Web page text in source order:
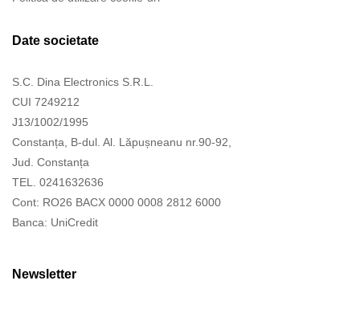
Date societate
S.C. Dina Electronics S.R.L.
CUI 7249212
J13/1002/1995
Constanța, B-dul. Al. Lăpușneanu nr.90-92,
Jud. Constanța
TEL. 0241632636
Cont: RO26 BACX 0000 0008 2812 6000
Banca: UniCredit
Newsletter